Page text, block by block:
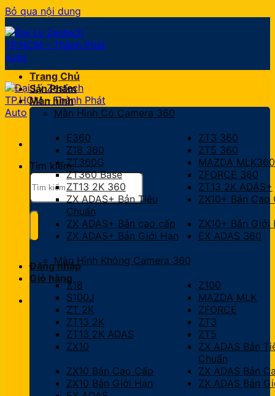
Bỏ qua nội dung
Tìm kiếm:
Đăng nhập
Giỏ hàng
Trang Chủ
Sản Phẩm
Màn hình
Màn Hình Có Camera 360
E360
ZT3 360
Z18 360
ZT5 360
ZT360G
MAZDA MLK360
ZT360 Base
ZFORCE 360
ZT13 2K 360
ZT13 2K ADAS+
ZX ADAS+ Bản Tiêu
Chuẩn
ZX10+ Bản Cao
ZX ADAS+ Bản cao cấp
ZX10+ Bản Giới
ZX ADAS+ Bản Giới Hạn
EX ADAS 360
Màn Hình Không Camera 360
Z18
Z100
S100J
MAZDA MLK
ZT 2K
ZFORCE
ZT13 2K
ZT3
ZT13 2K ADAS
ZT5
ZX10
ZX ADAS Bản
Chuẩn
ZX10 Bản Cao Cấp
ZX ADAS Bản
ZX10 Bản Giới Hạn
ZX ADAS Bản